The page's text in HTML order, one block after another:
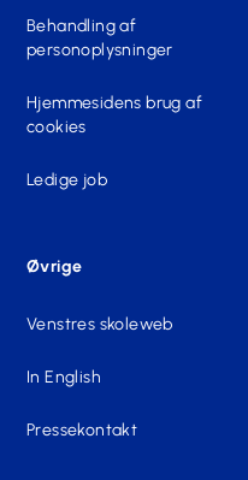
Behandling af
personoplysninger
Hjemmesidens brug af
cookies
Ledige job
Øvrige
Venstres skoleweb
In English
Pressekontakt